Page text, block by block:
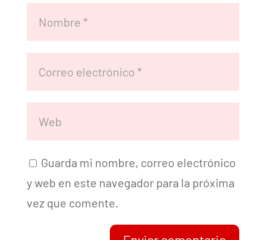
Guarda mi nombre, correo electrónico
y web en este navegador para la próxima
vez que comente.